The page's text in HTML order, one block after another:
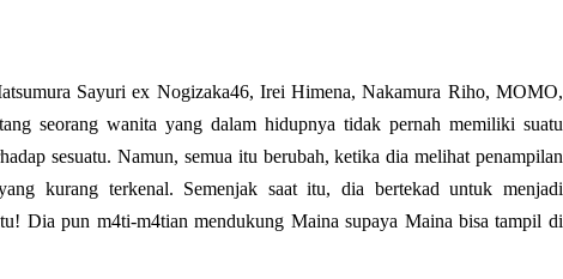
Sayuri ex Nogizaka46, Irei Himena, Nakamura Riho, MOMO,
seorang wanita yang dalam hidupnya tidak pernah memiliki suatu
sesuatu. Namun, semua itu berubah, ketika dia melihat penampilan
kurang terkenal. Semenjak saat itu, dia bertekad untuk menjadi
Dia pun m4ti-m4tian mendukung Maina supaya Maina bisa tampil di